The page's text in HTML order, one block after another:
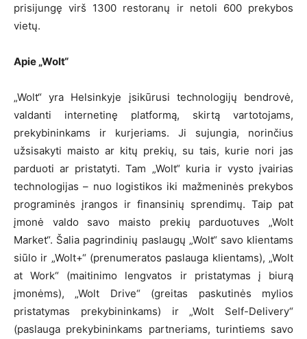
prisijungę virš 1300 restoranų ir netoli 600 prekybos
vietų.
Apie „Wolt“
„Wolt“ yra Helsinkyje įsikūrusi technologijų bendrovė,
valdanti internetinę platformą, skirtą vartotojams,
prekybininkams ir kurjeriams. Ji sujungia, norinčius
užsisakyti maisto ar kitų prekių, su tais, kurie nori jas
parduoti ar pristatyti. Tam „Wolt“ kuria ir vysto įvairias
technologijas – nuo logistikos iki mažmeninės prekybos
programinės įrangos ir finansinių sprendimų. Taip pat
įmonė valdo savo maisto prekių parduotuves „Wolt
Market“. Šalia pagrindinių paslaugų „Wolt“ savo klientams
siūlo ir „Wolt+“ (prenumeratos paslauga klientams), „Wolt
at Work“ (maitinimo lengvatos ir pristatymas į biurą
įmonėms), „Wolt Drive“ (greitas paskutinės mylios
pristatymas prekybininkams) ir „Wolt Self-Delivery“
(paslauga prekybininkams partneriams, turintiems savo